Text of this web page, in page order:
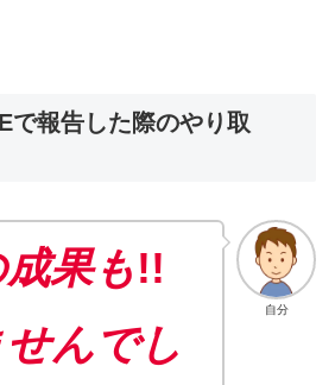
で報告した際のやり取
自分
果も!!
んでし